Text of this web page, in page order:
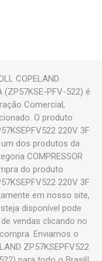
COPELAND
(ZP57KSE-PFV-522) é
Comercial,
O produto
220V 3F
um dos produtos da
COMPRESSOR
do produto
220V 3F
em nosso site,
disponível pode
vendas clicando no
Enviamos o
ZP57KSEPFV522